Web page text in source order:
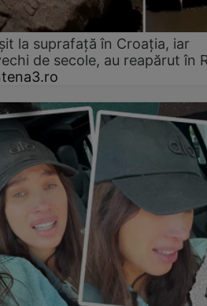
la suprafață în Croația, iar
de secole, au reapărut în